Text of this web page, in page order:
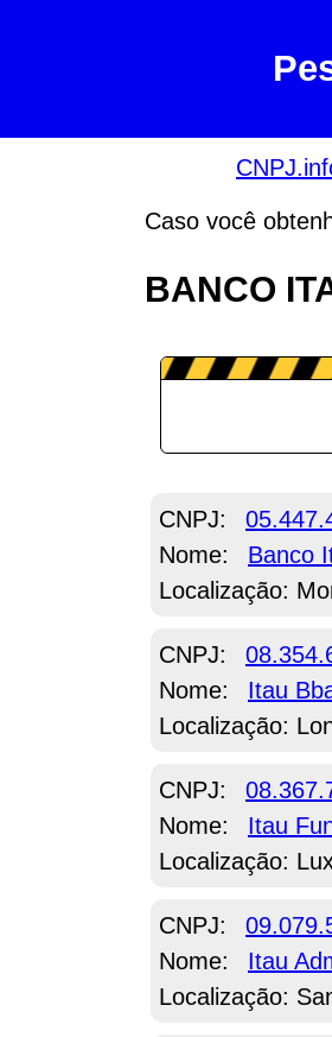
Caso você
BANCO
CNPJ:
Nome:
Banco
Localização:
CNPJ:
Nome:
Itau
Localização:
CNPJ:
Nome:
Itau
Localização:
CNPJ:
Nome:
Itau
Localização: